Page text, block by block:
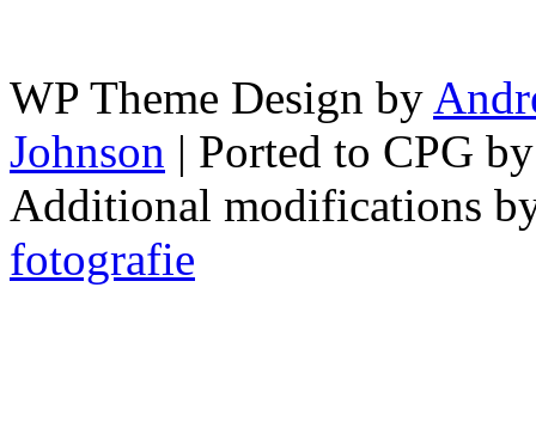
WP Theme Design by
Johnson | Ported to CPG
Additional modifications
fotografie